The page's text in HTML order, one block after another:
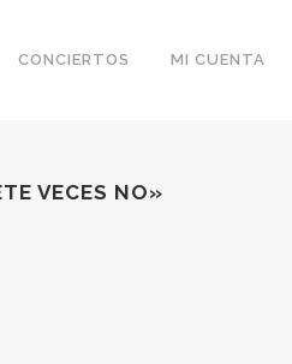
CONCIERTOS MI CUENTA
VECES NO»